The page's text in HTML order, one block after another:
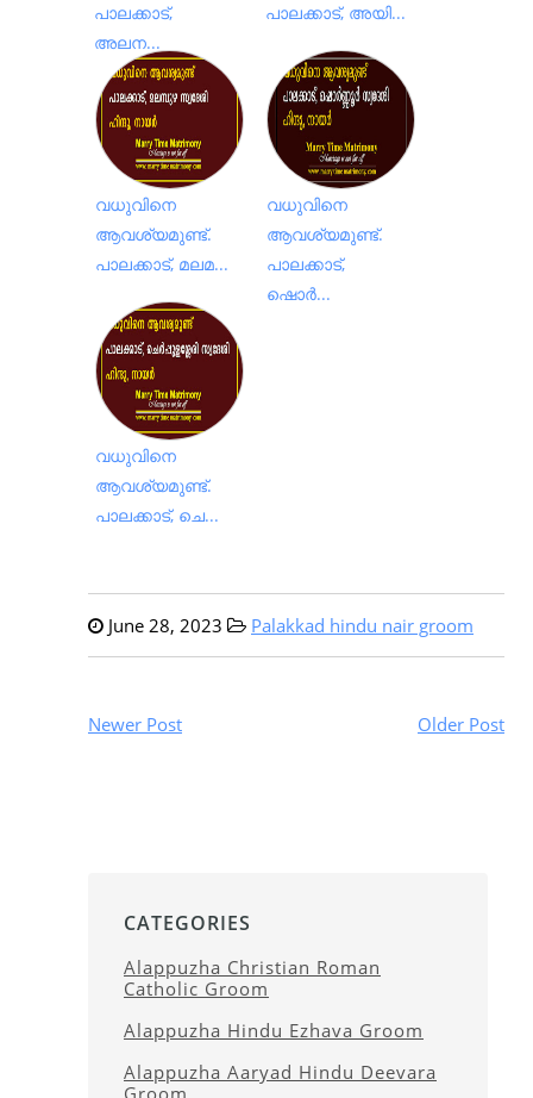
പാലക്കാട്,
അലന...
പാലക്കാട്, അയി...
വധുവിനെ
ആവശ്യമുണ്ട്.
പാലക്കാട്, മലമ...
വധുവിനെ
ആവശ്യമുണ്ട്.
പാലക്കാട്,
ഷൊർ...
വധുവിനെ
ആവശ്യമുണ്ട്.
പാ‍ലക്കാട്, ചെ...
June 28, 2023 Palakkad hindu nair groom
Newer Post Older Post
CATEGORIES
Alappuzha Christian Roman
Catholic Groom
Alappuzha Hindu Ezhava Groom
Alappuzha Aaryad Hindu Deevara
Groom